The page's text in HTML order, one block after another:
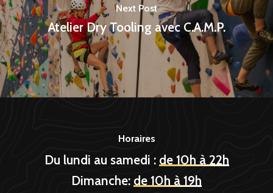
Next Post
Atelier Dry Tooling avec C.A.M.P.
Horaires
Du lundi au samedi : de 10h à 22h
Dimanche: de 10h à 19h